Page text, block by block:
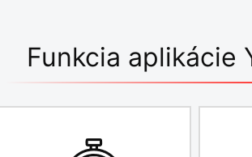
Funkcia aplikácie